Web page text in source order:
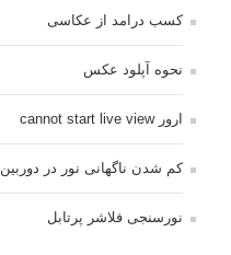
کسب درامد از عکاسی
نحوه آپلود عکس
ارور cannot start live view
کم شدن ناگهانی نور در دوربین
نورسنجی فلاشر پرتابل